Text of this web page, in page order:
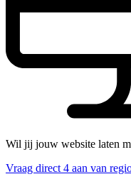
Wil jij jouw website laten
Vraag direct 4 aan van